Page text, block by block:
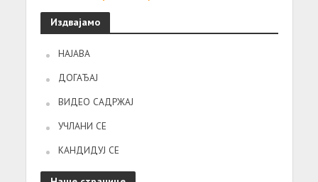
Издвајамо
НАЈАВА
ДОГАЂАЈ
ВИДЕО САДРЖАЈ
УЧЛАНИ СЕ
КАНДИДУЈ СЕ